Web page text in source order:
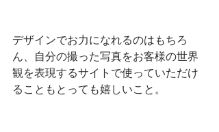
デザインでお力になれるのはもちろ
ん、自分の撮った写真をお客様の世界
観を表現するサイトで使っていただけ
ることもとっても嬉しいこと。